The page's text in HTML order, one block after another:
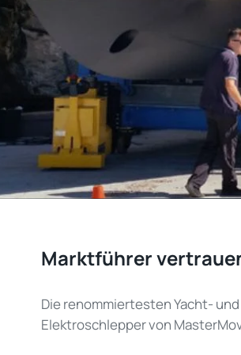
Marktführer
Die renommiertesten Yacht-
Elektroschlepper von